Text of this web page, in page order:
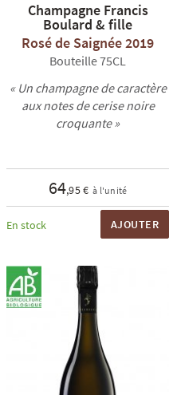
NOS MEILLEURES VENTES
Champagne Francis
Boulard & fille
Rosé de Saignée 2019
Bouteille 75CL
« Un champagne de caractère
aux notes de cerise noire
croquante »
64,95 € à l'unité
En stock AJOUTER